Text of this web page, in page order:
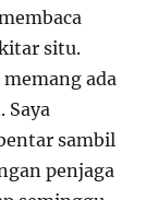
situ.
ada
Saya
sambil
penjaga